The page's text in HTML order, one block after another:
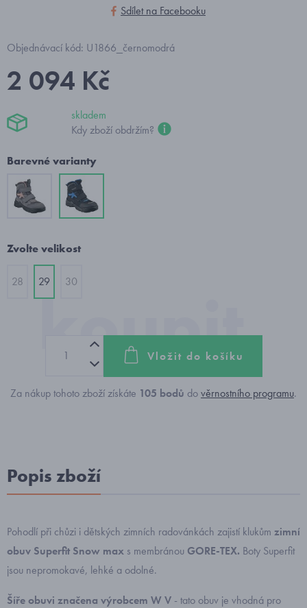
Sdílet na Facebooku
Objednávací kód: U1866_černomodrá
2 094 Kč
skladem
Kdy zboží obdržím?
Barevné varianty
Zvolte velikost
28 29 30
Vložit do košíku
Za nákup tohoto zboží získáte 105 bodů dověrnostního programu.
Popis zboží
Pohodlí při chůzi i dětských zimních radovánkách zajistí klukům zimní
obuv Superfit Snow max s membránou GORE-TEX. Boty Superfit
jsou nepromokavé, lehké a odolné.
Šíře obuvi značena výrobcem W V - tato obuv je vhodná pro